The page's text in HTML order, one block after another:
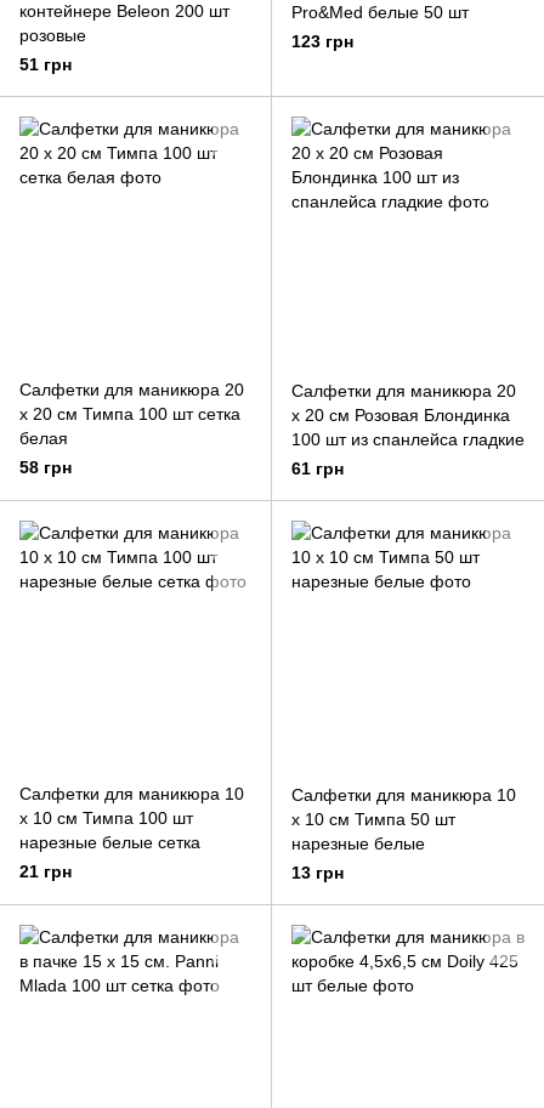
контейнере Beleon 200 шт
розовые
51 грн
Pro&Med белые 50 шт
123 грн
Салфетки для маникюра 20
х 20 см Тимпа 100 шт сетка
белая
58 грн
Салфетки для маникюра 20
х 20 см Розовая Блондинка
100 шт из спанлейса гладкие
61 грн
Салфетки для маникюра 10
х 10 см Тимпа 100 шт
нарезные белые сетка
21 грн
Салфетки для маникюра 10
х 10 см Тимпа 50 шт
нарезные белые
13 грн